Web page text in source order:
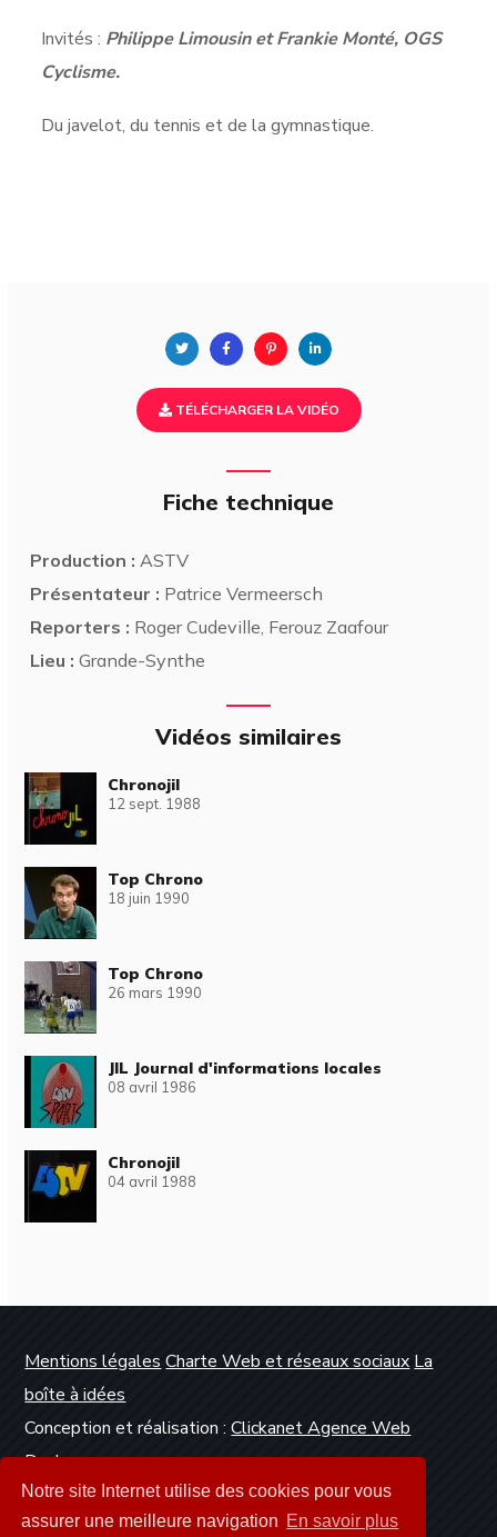
Notre site Internet utilise des cookies pour vous
assurer une meilleure navigation En savoir plus
Invités : Philippe Limousin et Frankie Monté, OGS
Cyclisme.
Du javelot, du tennis et de la gymnastique.
TÉLÉCHARGER LA VIDÉO
Fiche technique
Production : ASTV
Présentateur : Patrice Vermeersch
Reporters : Roger Cudeville, Ferouz Zaafour
Lieu : Grande-Synthe
Vidéos similaires
Chronojil
12 sept. 1988
Top Chrono
18 juin 1990
Top Chrono
26 mars 1990
JIL Journal d'informations locales
08 avril 1986
Chronojil
04 avril 1988
Mentions légales Charte Web et réseaux sociaux La
boîte à idées
Conception et réalisation :Clickanet Agence Web
Dunkerque